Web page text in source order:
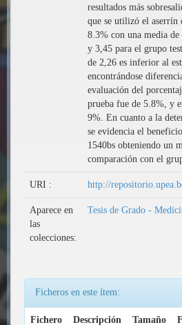
resultados más
que se utilizó el aserrín
8.3% con una media
y 3,45 para el grupo
de 2,26 es inferior al
encontrándose
evaluación del
prueba fue de 5.8%, y
9%. En cuanto a la
se evidencia el
1540bs obteniendo un
comparación con el
URI : http://
Aparece en
las
colecciones:
Tesis de Grado -
Ficheros en este ítem:
Fichero Descripción Tamaño